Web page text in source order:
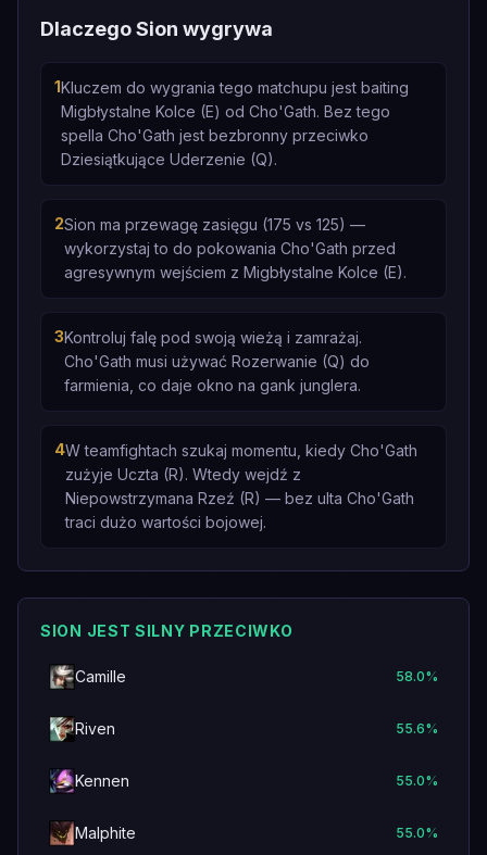
Dlaczego Sion wygrywa
1Kluczem do wygrania tego matchupu jest baiting
Migbłystalne Kolce (E) od Cho'Gath. Bez tego
spella Cho'Gath jest bezbronny przeciwko
Dziesiątkujące Uderzenie (Q).
2Sion ma przewagę zasięgu (175 vs 125) —
wykorzystaj to do pokowania Cho'Gath przed
agresywnym wejściem z Migbłystalne Kolce (E).
3Kontroluj falę pod swoją wieżą i zamrażaj.
Cho'Gath musi używać Rozerwanie (Q) do
farmienia, co daje okno na gank junglera.
4W teamfightach szukaj momentu, kiedy Cho'Gath
zużyje Uczta (R). Wtedy wejdź z
Niepowstrzymana Rzeź (R) — bez ulta Cho'Gath
traci dużo wartości bojowej.
SION JEST SILNY PRZECIWKO
Camille 58.0%
Riven 55.6%
Kennen 55.0%
Malphite 55.0%